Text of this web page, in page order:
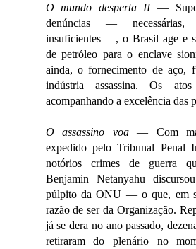
O mundo desperta II —
denúncias — necessárias,
insuficientes —, o Brasil age e
de petróleo para o enclave
ainda, o fornecimento de aço,
indústria assassina. Os
acompanhando a excelência das
O assassino voa— Com
expedido pelo Tribunal Penal
notórios crimes de guerra
Benjamin Netanyahu
púlpito da ONU — o que, em
razão de ser da Organização.
já se dera no ano passado,
retiraram do plenário no